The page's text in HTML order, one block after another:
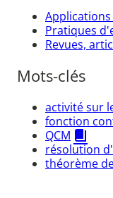
Pratiques
Revues,
Mots-clés
activité sur
fonction
QCM
résolution
théorème